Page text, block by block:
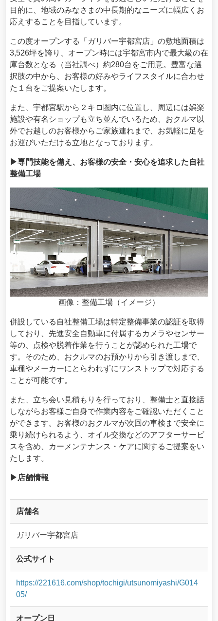
目的に、地域のみなさまの中長期的なニーズに幅広くお
応えすることを目指しています。
この度オープンする「ガリバー宇都宮店」の敷地面積は
3,526坪を誇り、オープン時には宇都宮市内で最大級の在
庫台数となる（当社調べ）約280台をご用意。豊富な選
択肢の中から、お客様の好みやライフスタイルに合わせ
た１台をご提案いたします。
また、宇都宮駅から２キロ圏内に位置し、周辺には娯楽
施設や有名ショップも立ち並んでいるため、おクルマ以
外でお越しのお客様からご家族連れまで、お気軽に足を
お運びいただける立地となっております。
▶専門技能を備え、お客様の安全・安心を追求した自社
整備工場
画像：整備工場（イメージ）
併設している自社整備工場は特定整備事業の認証を取得
しており、先進安全自動車に付属するカメラやセンサー
等の、点検や脱着作業を行うことが認められた工場で
す。そのため、おクルマのお預かりから引き渡しまで、
車種やメーカーにとらわれずにワンストップで対応する
ことが可能です。
また、立ち会い見積もりを行っており、整備士と直接話
しながらお客様ご自身で作業内容をご確認いただくこと
ができます。お客様のおクルマが次回の車検まで安全に
乗り続けられるよう、オイル交換などのアフターサービ
スを含め、カーメンテナンス・ケアに関するご提案をい
たします。
▶店舗情報
店舗名
ガリバー宇都宮店
公式サイト
https://221616.com/shop/tochigi/utsunomiyashi/G014
05/
オープン日